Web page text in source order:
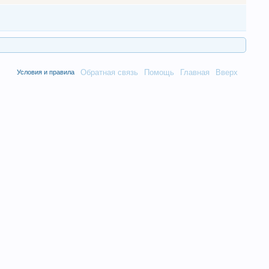
Обратная связь Помощь Главная Вверх
Условия и правила